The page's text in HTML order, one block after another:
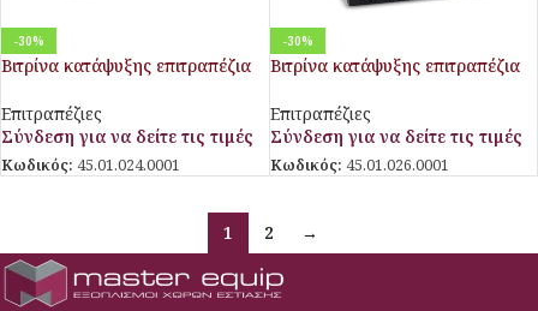
-30%
Βιτρίνα κατάψυξης επιτραπέζια
Επιτραπέζιες
Σύνδεση για να δείτε τις τιμές
Κωδικός: 45.01.024.0001
-30%
Βιτρίνα κατάψυξης επιτραπέζια
Επιτραπέζιες
Σύνδεση για να δείτε τις τιμές
Κωδικός: 45.01.026.0001
1 2 →